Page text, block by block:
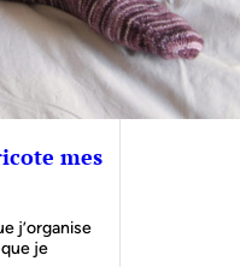
mes
j’organise
je